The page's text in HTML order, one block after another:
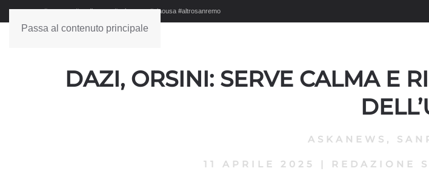
Passa al contenuto principale
#sanremo #studionews #askanews #ciaousa #altrosanremo
DAZI, ORSINI: SERVE CALMA E
ASKANEWS ,
11 APRILE 2025 | REDAZIONE